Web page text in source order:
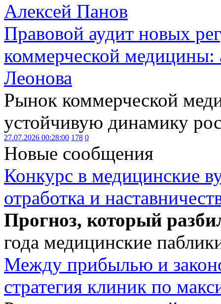
Алексей Панов
Правовой аудит новых
коммерческой медицины:
Леонова
Рынок коммерческой
устойчивую динамику
27.07.2026 00:28:00 178 0
Новые сообщения
Конкурс в медицинские
отработка и
Прогноз, который
года медицинские
Между прибылью и
стратегия клиник по